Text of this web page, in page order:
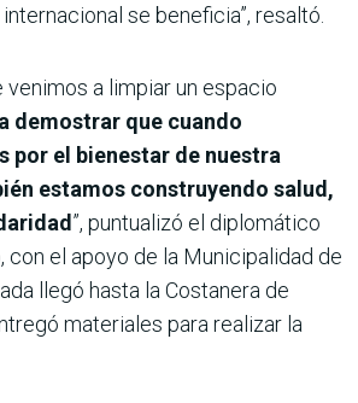
se beneficia”, resaltó.
venimos a limpiar un espacio
demostrar que cuando
por el bienestar de nuestra
estamos construyendo salud,
”, puntualizó el diplomático
con el apoyo de la Municipalidad de
llegó hasta la Costanera de
materiales para realizar la